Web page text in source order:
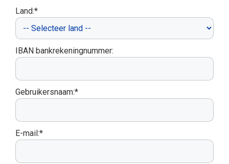
Land:*
IBAN bankrekeningnummer:
Gebruikersnaam:*
E-mail:*